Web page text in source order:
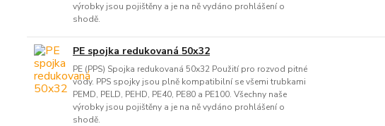
výrobky jsou pojištěny a je na ně vydáno prohlášení o
shodě.
PE spojka redukovaná 50x32
PE (PPS) Spojka redukovaná 50x32 Použití pro rozvod pitné
vody. PPS spojky jsou plně kompatibilní se všemi trubkami
PEMD, PELD, PEHD, PE40, PE80 a PE100. Všechny naše
výrobky jsou pojištěny a je na ně vydáno prohlášení o
shodě.